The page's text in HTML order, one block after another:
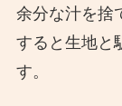
余分な汁を捨
すると生地と
す。